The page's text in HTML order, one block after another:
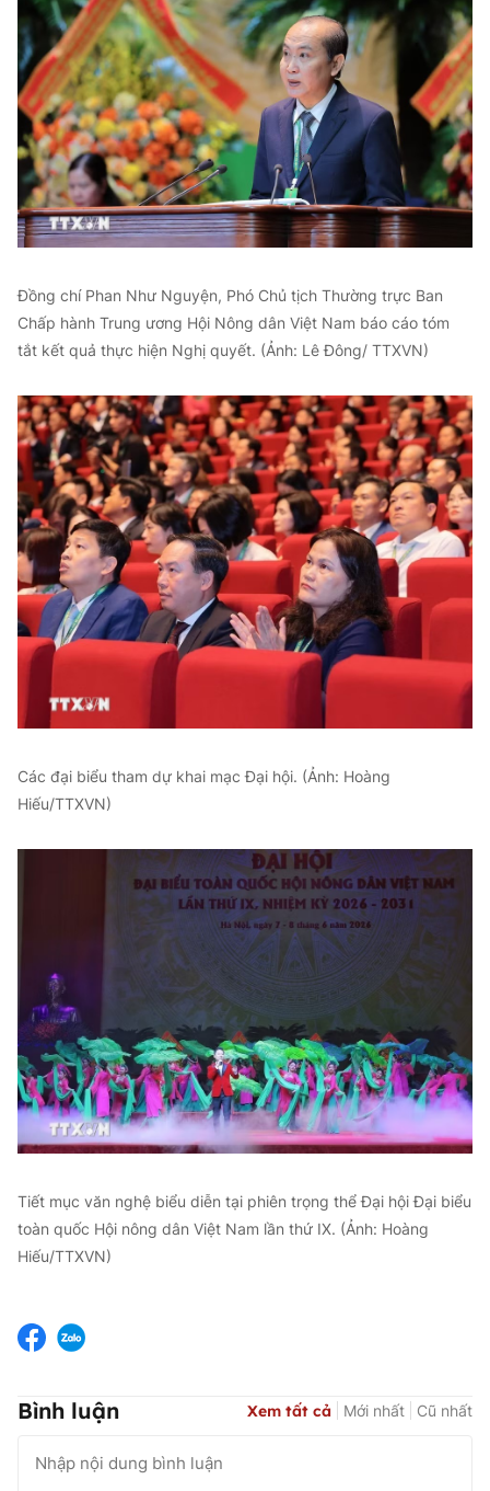
Đồng chí Phan Như Nguyện, Phó Chủ tịch Thường trực Ban
Chấp hành Trung ương Hội Nông dân Việt Nam báo cáo tóm
tắt kết quả thực hiện Nghị quyết. (Ảnh: Lê Đông/ TTXVN)
Các đại biểu tham dự khai mạc Đại hội. (Ảnh: Hoàng
Hiếu/TTXVN)
Tiết mục văn nghệ biểu diễn tại phiên trọng thể Đại hội Đại biểu
toàn quốc Hội nông dân Việt Nam lần thứ IX. (Ảnh: Hoàng
Hiếu/TTXVN)
Bình luận Xem tất cả Mới nhất Cũ nhất